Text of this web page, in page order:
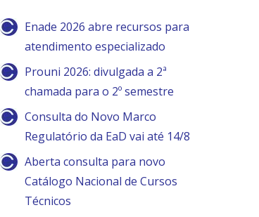
Enade 2026 abre recursos para
atendimento especializado
Prouni 2026: divulgada a 2ª
chamada para o 2º semestre
Consulta do Novo Marco
Regulatório da EaD vai até 14/8
Aberta consulta para novo
Catálogo Nacional de Cursos
Técnicos